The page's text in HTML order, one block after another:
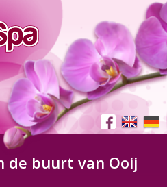
de buurt van Ooij